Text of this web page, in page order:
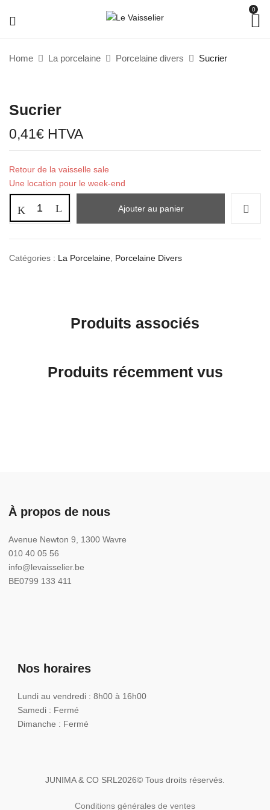
0
Home La porcelaine Porcelaine divers Sucrier
Sucrier
0,41€ HTVA
Retour de la vaisselle sale
Une location pour le week-end
Ajouter au panier
Catégories : La Porcelaine Porcelaine Divers
Produits associés
Produits récemment vus
À propos de nous
Avenue Newton 9, 1300 Wavre
010 40 05 56
info@levaisselier.be
BE0799 133 411
Nos horaires
Lundi au vendredi : 8h00 à 16h00
Samedi : Fermé
Dimanche : Fermé
JUNIMA & CO SRL 2026© Tous droits réservés.
Conditions générales de ventes